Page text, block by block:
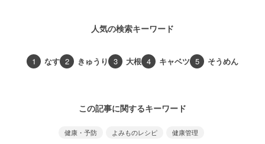
人気の検索キーワード
1 なす 2 きゅうり 3 大根 4 キャベツ 5 そうめん
この記事に関するキーワード
健康・予防 よみものレシピ 健康管理